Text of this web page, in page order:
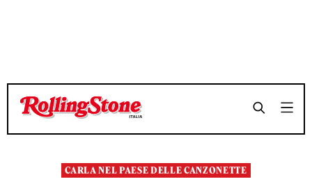
TEMPO DI LETTURA 10 MINUTI SHARE
TEMPO DI LETTURA 10 MINUTI SHARE
CARLA NEL PAESE DELLE CANZONETTE